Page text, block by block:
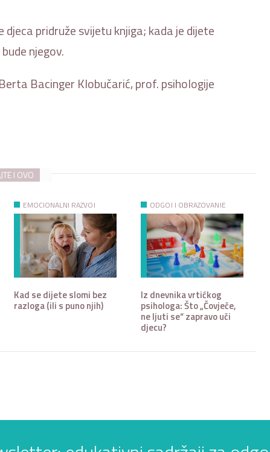
pridruže svijetu knjiga; kada je dijete
njegov.
Bacinger Klobučarić, prof. psihologije
I OVO
EMOCIONALNI RAZVOJ
Kad se dijete slomi bez
razloga (ili s puno njih)
ODGOJ I OBRAZOVANJE
Iz dnevnika vrtićkog
psihologa: Što „Čovječe,
ne ljuti se“ zapravo uči
djecu?